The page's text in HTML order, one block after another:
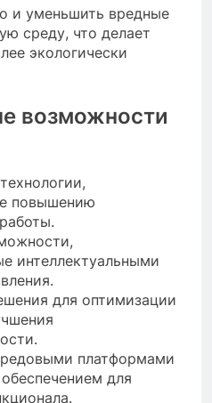
и уменьшить вредные
среду, что делает
экологически
возможности
повышению
интеллектуальными
для оптимизации
платформами
для